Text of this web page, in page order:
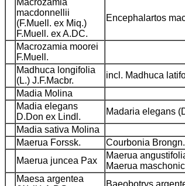
Macrozamia
macdonnellii
(F.Muell. ex Miq.)
F.Muell. ex A.DC.
Encephalartos
Macrozamia moorei
F.Muell.
Madhuca longifolia
(L.) J.F.Macbr.
incl. Madhuca
Madia Molina
Madia elegans
D.Don ex Lindl.
Madaria elegans
Madia sativa Molina
Maerua Forssk.
Courbonia
Maerua juncea Pax
Maerua
Maerua
Maesa argentea
Baeobotrys